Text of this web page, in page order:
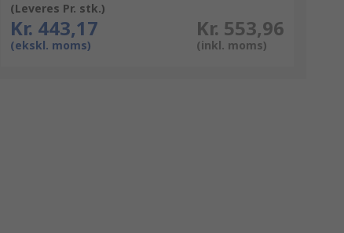
(Leveres Pr. stk.)
Kr. 443,17
(ekskl. moms)
Kr. 553,96
(inkl. moms)